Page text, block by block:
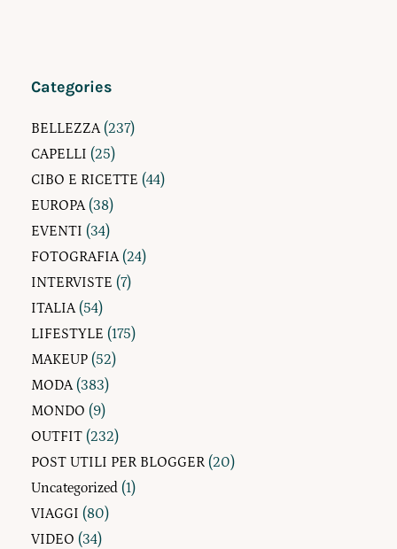
Categories
BELLEZZA(237)
CAPELLI (25)
CIBO E RICETTE (44)
EUROPA(38)
EVENTI (34)
FOTOGRAFIA(24)
INTERVISTE (7)
ITALIA(54)
LIFESTYLE (175)
MAKEUP (52)
MODA(383)
MONDO (9)
OUTFIT (232)
POST UTILI PER BLOGGER (20)
Uncategorized (1)
VIAGGI (80)
VIDEO (34)